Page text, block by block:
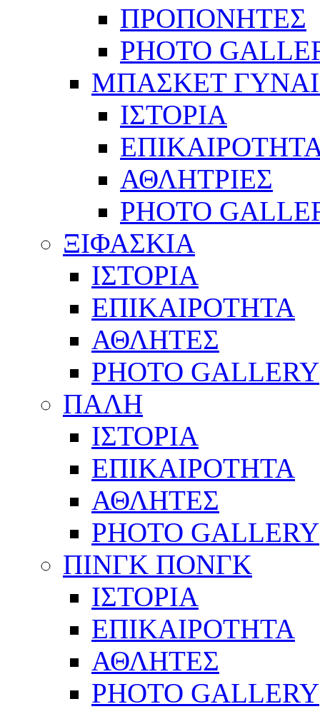
ΠΡΟΠΟΝΗΤΕΣ
PHOTO
ΜΠΑΣΚΕΤ
ΙΣΤΟΡΙΑ
ΑΘΛΗΤΡΙΕΣ
PHOTO
ΞΙΦΑΣΚΙΑ
ΙΣΤΟΡΙΑ
ΕΠΙΚΑΙΡΟΤΗΤΑ
ΑΘΛΗΤΕΣ
PHOTO GALLERY
ΠΑΛΗ
ΙΣΤΟΡΙΑ
ΕΠΙΚΑΙΡΟΤΗΤΑ
ΑΘΛΗΤΕΣ
PHOTO GALLERY
ΠΙΝΓΚ ΠΟΝΓΚ
ΙΣΤΟΡΙΑ
ΕΠΙΚΑΙΡΟΤΗΤΑ
ΑΘΛΗΤΕΣ
PHOTO GALLERY